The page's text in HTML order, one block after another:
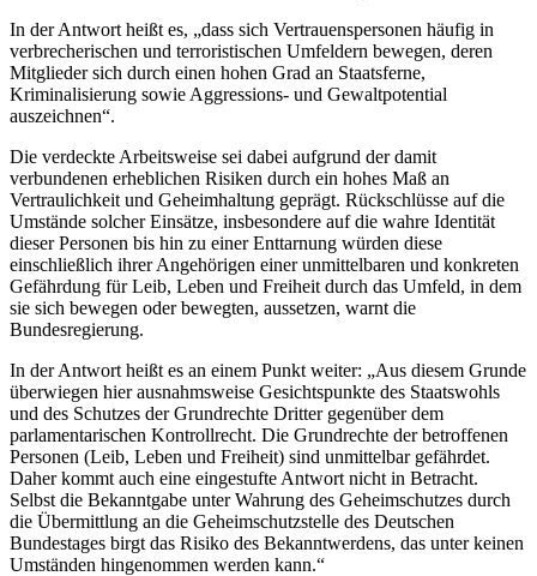
In der Antwort heißt es, „dass sich Vertrauenspersonen häufig in
verbrecherischen und terroristischen Umfeldern bewegen, deren
Mitglieder sich durch einen hohen Grad an Staatsferne,
Kriminalisierung sowie Aggressions- und Gewaltpotential
auszeichnen“.
Die verdeckte Arbeitsweise sei dabei aufgrund der damit
verbundenen erheblichen Risiken durch ein hohes Maß an
Vertraulichkeit und Geheimhaltung geprägt. Rückschlüsse auf die
Umstände solcher Einsätze, insbesondere auf die wahre Identität
dieser Personen bis hin zu einer Enttarnung würden diese
einschließlich ihrer Angehörigen einer unmittelbaren und konkreten
Gefährdung für Leib, Leben und Freiheit durch das Umfeld, in dem
sie sich bewegen oder bewegten, aussetzen, warnt die
Bundesregierung.
In der Antwort heißt es an einem Punkt weiter: „Aus diesem Grunde
überwiegen hier ausnahmsweise Gesichtspunkte des Staatswohls
und des Schutzes der Grundrechte Dritter gegenüber dem
parlamentarischen Kontrollrecht. Die Grundrechte der betroffenen
Personen (Leib, Leben und Freiheit) sind unmittelbar gefährdet.
Daher kommt auch eine eingestufte Antwort nicht in Betracht.
Selbst die Bekanntgabe unter Wahrung des Geheimschutzes durch
die Übermittlung an die Geheimschutzstelle des Deutschen
Bundestages birgt das Risiko des Bekanntwerdens, das unter keinen
Umständen hingenommen werden kann.“